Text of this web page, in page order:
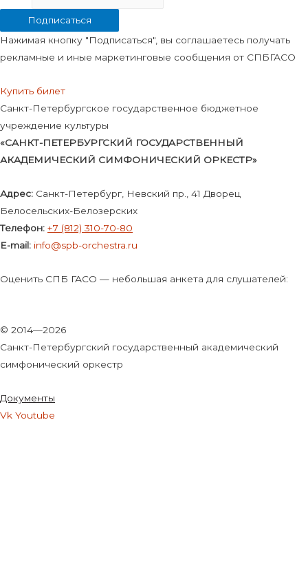
Подписаться
Нажимая кнопку "Подписаться", вы соглашаетесь получать
рекламные и иные маркетинговые сообщения от СПБГАСО
Купить билет
Санкт-Петербургское государственное бюджетное
учреждение культуры
«САНКТ-ПЕТЕРБУРГСКИЙ ГОСУДАРСТВЕННЫЙ
АКАДЕМИЧЕСКИЙ СИМФОНИЧЕСКИЙ ОРКЕСТР»
Адрес: Санкт-Петербург, Невский пр., 41 Дворец
Белосельских-Белозерских
Телефон: +7 (812) 310-70-80
E-mail: info@spb-orchestra.ru
Оценить СПБ ГАСО — небольшая анкета для слушателей:
© 2014—2026
Санкт-Петербургский государственный академический
симфонический оркестр
Документы
Vk Youtube